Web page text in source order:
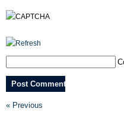
« Previous